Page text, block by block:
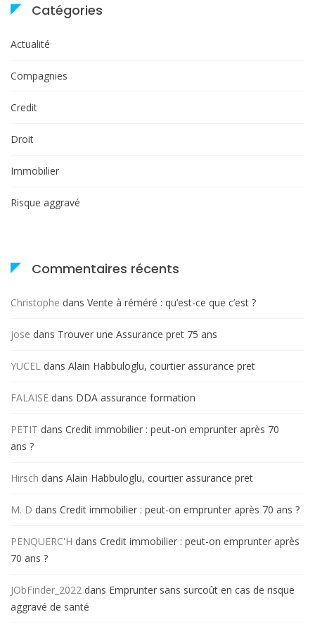
Catégories
Actualité
Compagnies
Credit
Droit
Immobilier
Risque aggravé
Commentaires récents
Christophe dans Vente à réméré : qu’est-ce que c’est ?
jose dans Trouver une Assurance pret 75 ans
YUCEL dans Alain Habbuloglu, courtier assurance pret
FALAISE dans DDA assurance formation
PETIT dans Credit immobilier : peut-on emprunter après 70
ans ?
Hirsch dans Alain Habbuloglu, courtier assurance pret
M. D dans Credit immobilier : peut-on emprunter après 70 ans ?
PENQUERC'H dans Credit immobilier : peut-on emprunter après
70 ans ?
JObFinder_2022 dans Emprunter sans surcoût en cas de risque
aggravé de santé